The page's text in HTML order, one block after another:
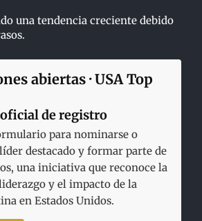
una tendencia creciente debido
abiertas · USA Top
de registro
para nominarse o
destacado y formar parte de
una iniciativa que reconoce la
y el impacto de la
en Estados Unidos.